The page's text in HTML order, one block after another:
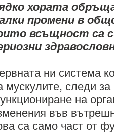
хората
промени в
всъщност са
ни система
мускулите, следи
на
във
са само част от